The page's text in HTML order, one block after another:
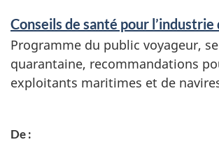
Conseils de santé pour l’industrie
Programme du public voyageur,
quarantaine, recommandations
exploitants maritimes et de
De :